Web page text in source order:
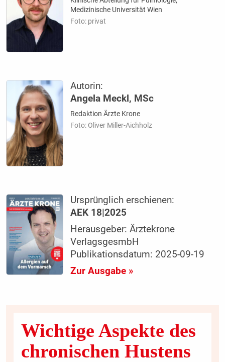
Medizinische Universität Wien
Foto: privat
Autorin:
Angela Meckl, MSc
Redaktion Ärzte Krone
Foto: Oliver Miller-Aichholz
Ursprünglich erschienen:
AEK 18|2025
Herausgeber: Ärztekrone
VerlagsgesmbH
Publikationsdatum: 2025-09-19
Zur Ausgabe »
Wichtige Aspekte des
chronischen Hustens